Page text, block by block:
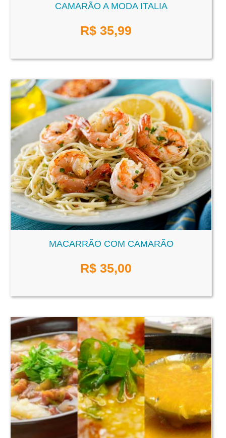
CAMARÃO A MODA ITALIA
R$ 35,99
MACARRÃO COM CAMARÃO
R$ 35,00